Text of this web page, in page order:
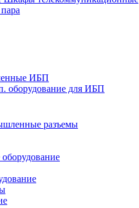
ИБП
оборудование для ИБП
разъемы